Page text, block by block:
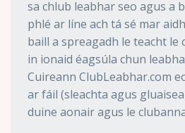
sa chlub leabhar seo agus a
phlé ar líne ach tá sé mar
baill a spreagadh le teacht le
in ionaid éagsúla chun
Cuireann ClubLeabhar.com
ar fáil (sleachta agus
duine aonair agus le